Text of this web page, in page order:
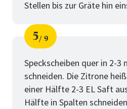
Stellen bis zur Gräte hin
Schritt
5
von
9
Speckscheiben quer in 2-
schneiden. Die Zitrone
einer Hälfte 2-3 EL Saft
Hälfte in Spalten